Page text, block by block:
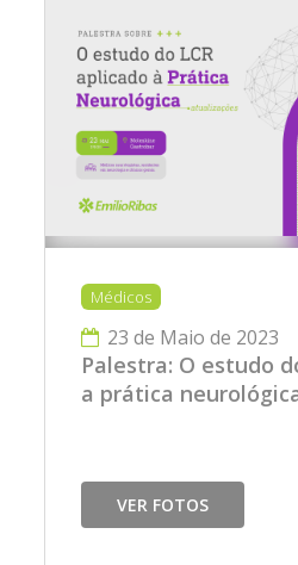
Médicos
23 de Maio de 2023
Palestra: O estudo
a prática
VER FOTOS